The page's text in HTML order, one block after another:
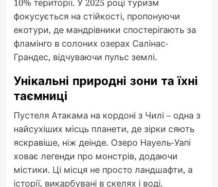
10% території. У 2025 році туризм
фокусується на стійкості, пропонуючи
екотури, де мандрівники спостерігають за
фламінго в солоних озерах Салінас-
Грандес, відчуваючи пульс землі.
Унікальні природні зони та їхні
таємниці
Пустеля Атакама на кордоні з Чилі – одна з
найсухіших місць планети, де зірки сяють
яскравіше, ніж деінде. Озеро Науель-Уапі
ховає легенди про монстрів, додаючи
містики. Ці місця не просто ландшафти, а
історії, викарбувані в скелях і воді.